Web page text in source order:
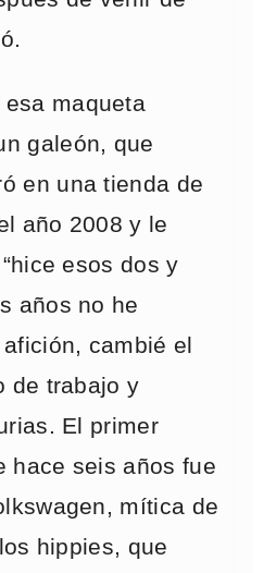
maqueta
galeón, que
en una tienda de
año 2008 y le
esos dos y
años no he
cambié el
de trabajo y
El primer
hace seis años fue
mítica de
hippies, que